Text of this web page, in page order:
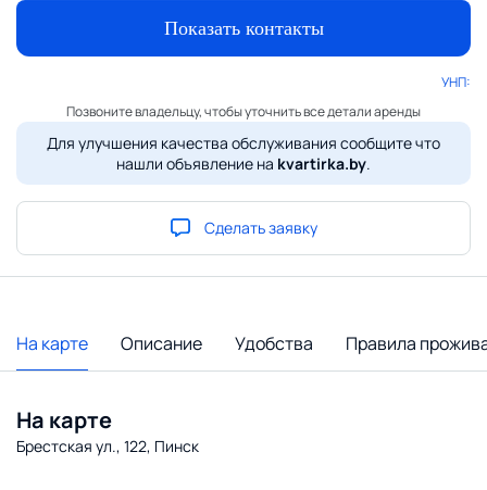
Показать контакты
УНП:
Позвоните владельцу, чтобы уточнить все детали аренды
Для улучшения качества обслуживания сообщите что
нашли объявление на kvartirka.by.
Сделать заявку
На карте Описание Удобства Правила
На карте
Брестская ул., 122, Пинск